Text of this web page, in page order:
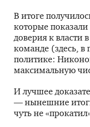
В итоге
которые
доверия к власти
команде (здесь, в
политике:
максимальную
И лучшее
— нынешние
чуть не